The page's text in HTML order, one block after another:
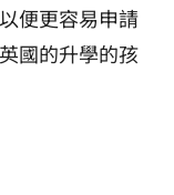
便更容易申請
國的升學的孩